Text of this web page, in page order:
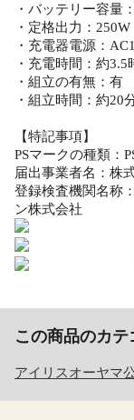
・バッテリー容量
・定格出力：250W
・充電器電源：
・充電時間：約3.5
・組立の有無：有
・組立時間：約20
【特記事項】
PSマークの種類：
届出事業者名：株
登録検査機関名称
ン株式会社
この商品のカテ
アイリスオーヤマ